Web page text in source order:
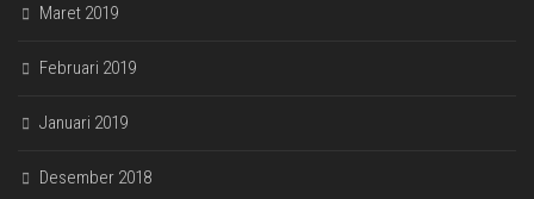
Maret 2019
Februari 2019
Januari 2019
Desember 2018